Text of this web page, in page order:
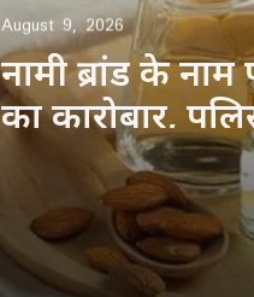
August 9, 2026
नामी ब्रांड के
का कारोबार,
का माल किया